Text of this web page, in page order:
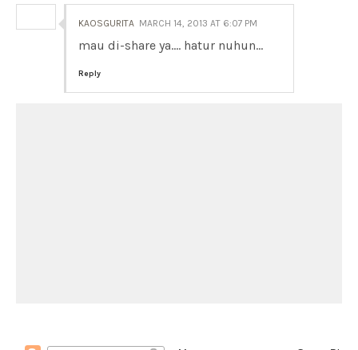
KAOSGURITA MARCH 14, 2013 AT 6:07 PM
mau di-share ya.... hatur nuhun...
Reply